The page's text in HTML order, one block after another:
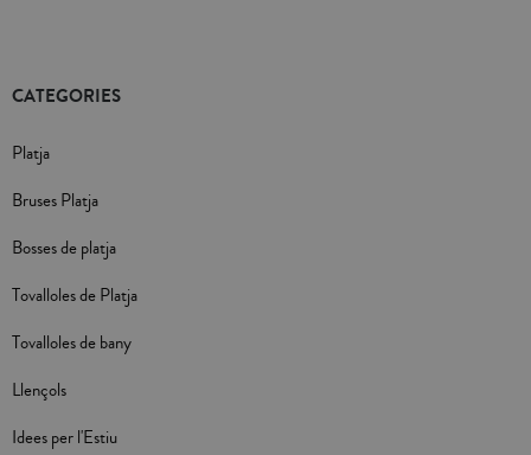
CATEGORIES
Platja
Bruses Platja
Bosses de platja
Tovalloles de Platja
Tovalloles de bany
Llençols
Idees per l'Estiu